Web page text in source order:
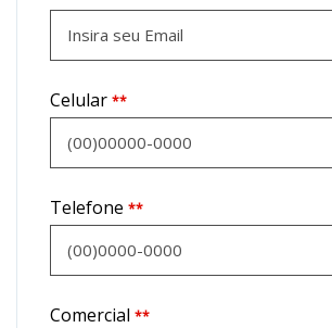
Celular **
Telefone **
Comercial **